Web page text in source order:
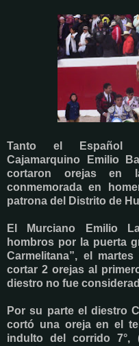
Tanto el Español
Cajamarquino
Emilio
cortaron orejas en
conmemorada en
patrona del Distrito de
El Murciano Emilio
hombros por la puerta
Carmelitana”, el
cortar 2 orejas al
diestro no fue
Por su parte el diestro
cortó una oreja en el
indulto del corrido 7°,